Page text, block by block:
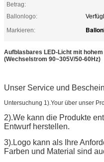
Betrag:
Ballonlogo:
Markieren:
Aufblasbares LED-Licht mit
(Wechselstrom 90~305V/50-60Hz)
Unser Service und
Untersuchung 1).Your über unser
2).We kann die Produkte
Entwurf herstellen.
3).Logo kann als Ihre
Farben und Material sind